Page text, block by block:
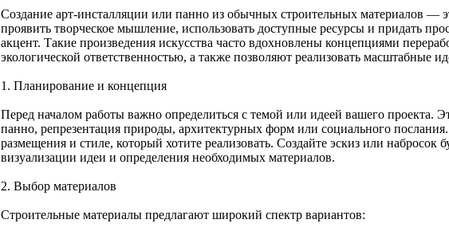
Создание арт-инсталляции или панно из обычных строительных материалов —
проявить творческое мышление, использовать доступные ресурсы и придать
акцент. Такие произведения искусства часто вдохновлены концепциями
экологической ответственностью, а также позволяют реализовать масштабные
1. Планирование и концепция
Перед началом работы важно определиться с темой или идеей вашего проекта.
панно, репрезентация природы, архитектурных форм или социального
размещения и стиле, который хотите реализовать. Создайте эскиз или набросок
визуализации идеи и определения необходимых материалов.
2. Выбор материалов
Строительные материалы предлагают широкий спектр вариантов: